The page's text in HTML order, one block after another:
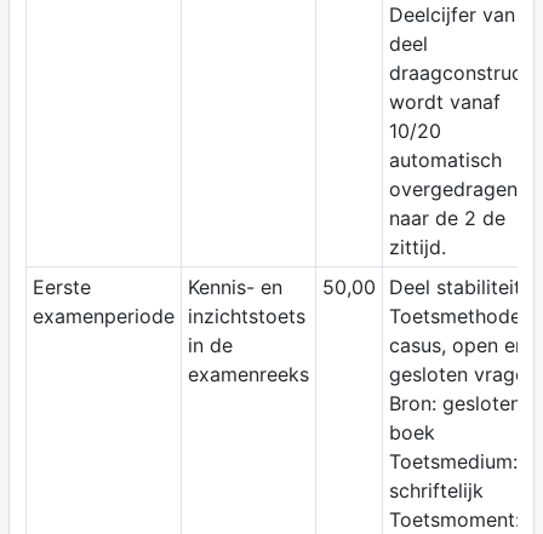
Deelcijfer van
deel
wordt vanaf
10/20
automatisch
overgedragen
naar de 2 de
zittijd.
Eerste
examenperiode
Kennis- en
inzichtstoets
in de
examenreeks
50,00
Deel stabiliteit
Toetsmethode:
casus, open en
gesloten vragen
Bron: gesloten
boek
Toetsmedium:
schriftelijk
Toetsmoment: